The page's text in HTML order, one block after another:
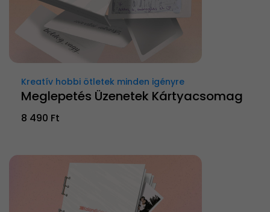
Kreatív hobbi ötletek minden igényre
Meglepetés Üzenetek Kártyacsomag
8 490 Ft